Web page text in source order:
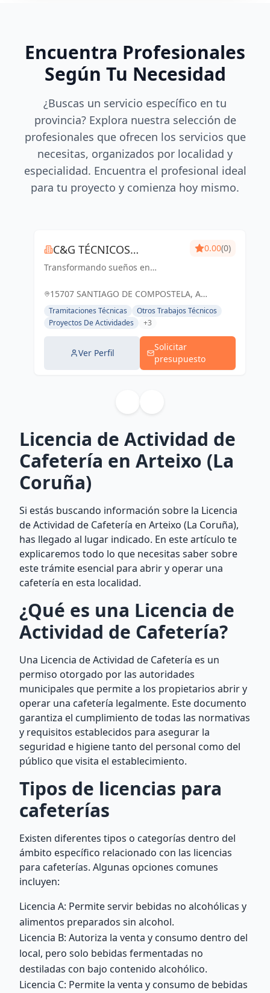
Encuentra Profesionales
Según Tu Necesidad
¿Buscas un servicio específico en tu
provincia? Explora nuestra selección de
profesionales que ofrecen los servicios que
necesitas, organizados por localidad y
especialidad. Encuentra el profesional ideal
para tu proyecto y comienza hoy mismo.
C&G TÉCNICOS
ASOCIADOS
Transformando sueños en
precisión y creatividad
0.00(0)
15707 SANTIAGO DE COMPOSTELA, A
CORUÑA, ESPAÑA, España
Tramitaciones Técnicas
Otros Trabajos Técnicos
Proyectos De Actividades
+3
Ver Perfil
Solicitar
presupuesto
Licencia de Actividad de
Cafetería en Arteixo (La
Coruña)
Si estás buscando información sobre la Licencia
de Actividad de Cafetería en Arteixo (La Coruña),
has llegado al lugar indicado. En este artículo te
explicaremos todo lo que necesitas saber sobre
este trámite esencial para abrir y operar una
cafetería en esta localidad.
¿Qué es una Licencia de
Actividad de Cafetería?
Una Licencia de Actividad de Cafetería es un
permiso otorgado por las autoridades
municipales que permite a los propietarios abrir y
operar una cafetería legalmente. Este documento
garantiza el cumplimiento de todas las normativas
y requisitos establecidos para asegurar la
seguridad e higiene tanto del personal como del
público que visita el establecimiento.
Tipos de licencias para
cafeterías
Existen diferentes tipos o categorías dentro del
ámbito específico relacionado con las licencias
para cafeterías. Algunas opciones comunes
incluyen:
Licencia A: Permite servir bebidas no alcohólicas y
alimentos preparados sin alcohol.
Licencia B: Autoriza la venta y consumo dentro del
local, pero solo bebidas fermentadas no
destiladas con bajo contenido alcohólico.
Licencia C: Permite la venta y consumo de bebidas